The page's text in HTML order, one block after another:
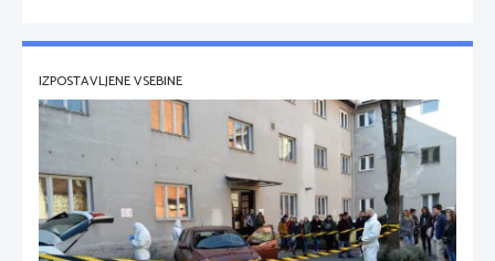
IZPOSTAVLJENE VSEBINE